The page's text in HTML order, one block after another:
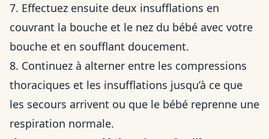
7. Effectuez ensuite deux insufflations en
couvrant la bouche et le nez du bébé avec votre
bouche et en soufflant doucement.
8. Continuez à alterner entre les compressions
thoraciques et les insufflations jusqu’à ce que
les secours arrivent ou que le bébé reprenne une
respiration normale.